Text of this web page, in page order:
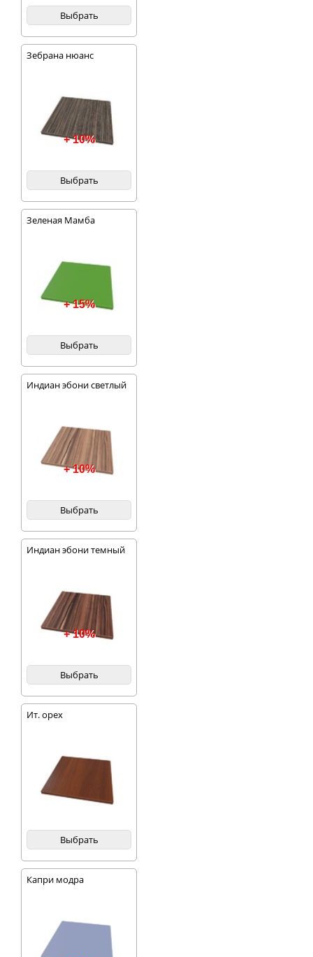
Выбрать
Зебрана нюанс
+ 10%
Выбрать
Зеленая Мамба
+ 15%
Выбрать
Индиан эбони светлый
+ 10%
Выбрать
Индиан эбони темный
+ 10%
Выбрать
Ит. орех
Выбрать
Капри модра